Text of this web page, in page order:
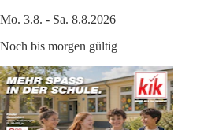
Mo. 3.8. - Sa. 8.8.2026
Noch bis morgen gültig